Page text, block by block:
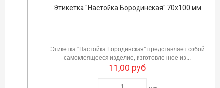
Этикетка "Настойка Бородинская" 70х100 мм
Этикетка "Настойка Бородинская" представляет собой
самоклеящееся изделие, изготовленное из...
11,00 руб